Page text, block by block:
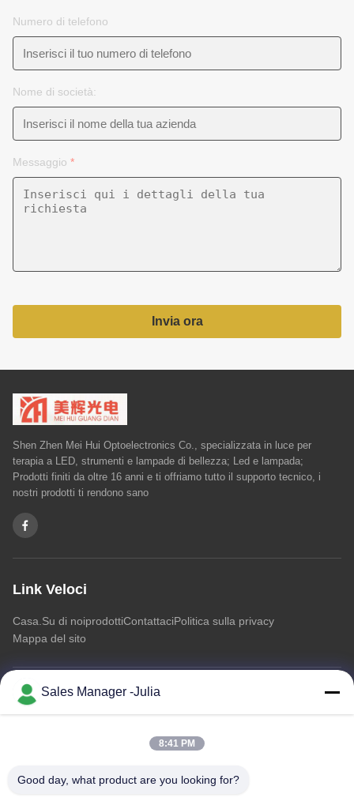
Numero di telefono
Nome di società:
Messaggio *
Invia ora
Shen Zhen Mei Hui Optoelectronics Co., specializzata in luce per
terapia a LED, strumenti e lampade di bellezza; Led e lampada;
Prodotti finiti da oltre 16 anni e ti offriamo tutto il supporto tecnico, i
nostri prodotti ti rendono sano
Link Veloci
Casa. Su di noiprodottiContattaciPolitica sulla privacy
Mappa del sito
Contattaci
di A2 ZhongTai che apre la strada al dominio, strada di No2
District, Shenzhen Cina
Sales Manager -Julia
8:41 PM
Good day, what product are you looking for?